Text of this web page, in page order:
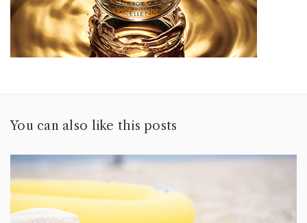
You can also like this posts